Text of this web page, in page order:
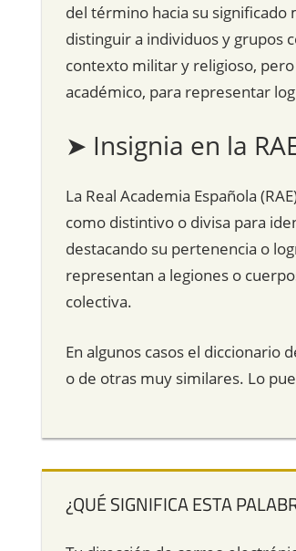
del término hacia su significado
distinguir a individuos y grupos
contexto militar y religioso,
académico, para representar
➤ Insignia en la
La Real Academia Española
como distintivo o divisa para
destacando su pertenencia o
representan a legiones o
colectiva.
En algunos casos el diccionario
o de otras muy similares. Lo
¿QUÉ SIGNIFICA ESTA